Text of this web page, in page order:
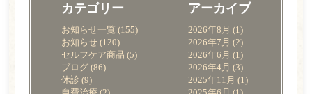
カテゴリー
お知らせ一覧 (155)
お知らせ (120)
セルフケア商品 (5)
ブログ (86)
休診 (9)
アーカイブ
2026年8月 (1)
2026年7月 (2)
2026年6月 (1)
2026年4月 (3)
2025年11月 (1)